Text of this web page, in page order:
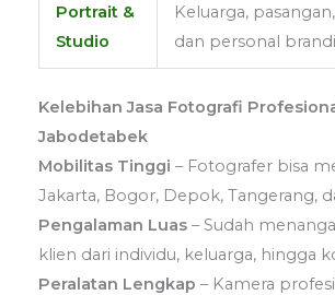
Portrait &
Studio
Keluarga,
dan personal
Kelebihan Jasa Fotografi
Jabodetabek
Mobilitas Tinggi – Fotografer bisa
Jakarta, Bogor, Depok, Tangerang,
Pengalaman Luas – Sudah
klien dari individu, keluarga, hingga
Peralatan Lengkap – Kamera